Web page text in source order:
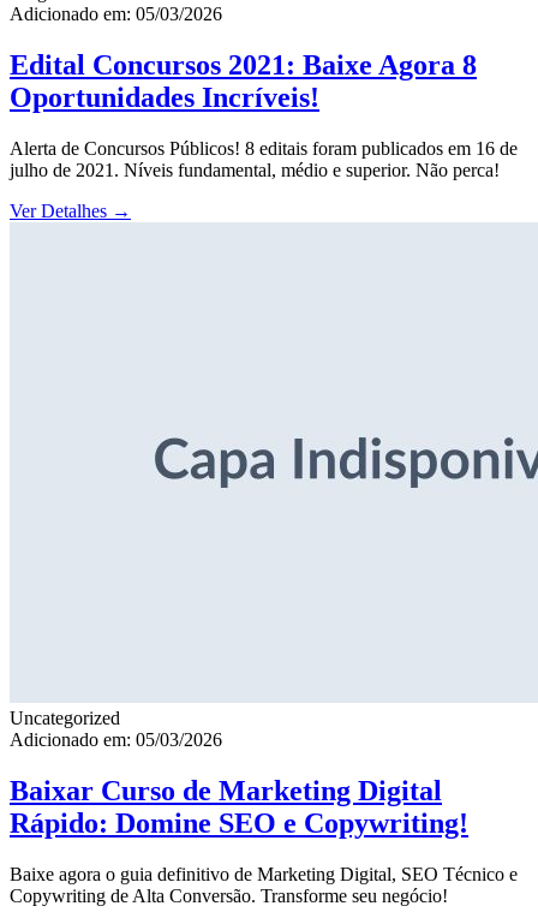
Adicionado em: 05/03/2026
Edital Concursos 2021: Baixe Agora 8
Oportunidades Incríveis!
Alerta de Concursos Públicos! 8 editais foram publicados em 16 de
julho de 2021. Níveis fundamental, médio e superior. Não perca!
Ver Detalhes →
Uncategorized
Adicionado em: 05/03/2026
Baixar Curso de Marketing Digital
Rápido: Domine SEO e Copywriting!
Baixe agora o guia definitivo de Marketing Digital, SEO Técnico e
Copywriting de Alta Conversão. Transforme seu negócio!